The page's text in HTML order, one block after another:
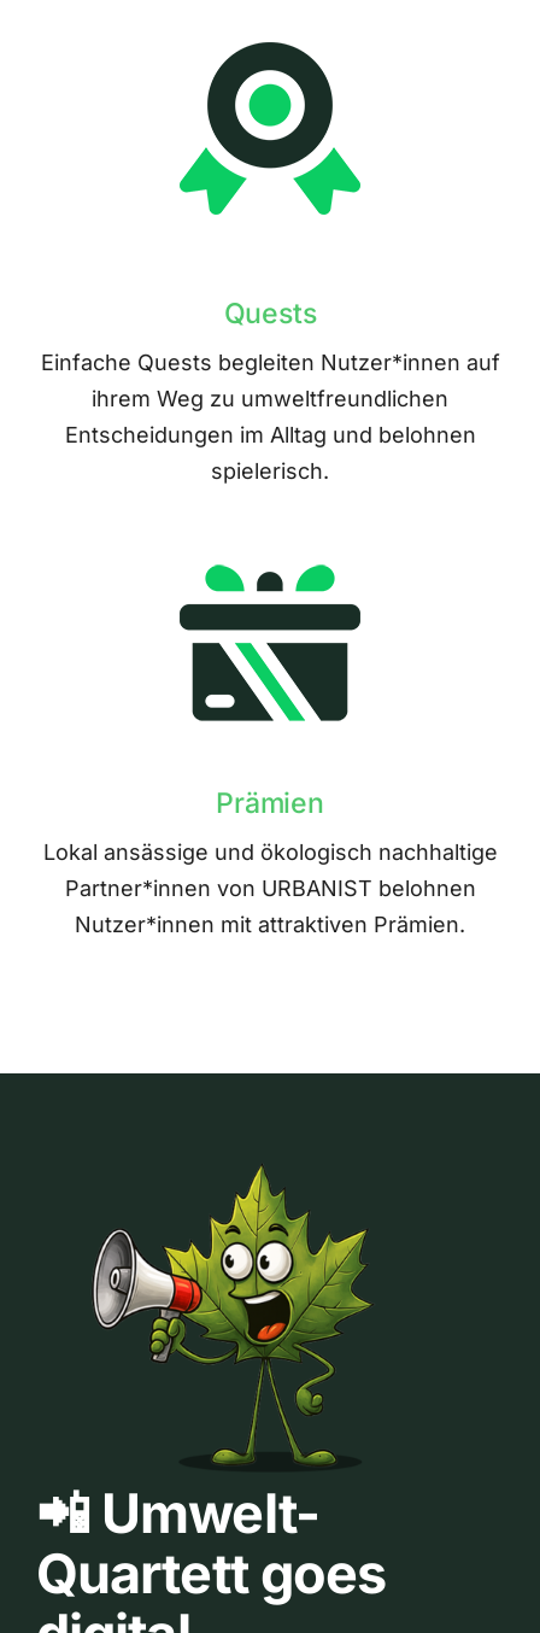
Quests
Einfache Quests begleiten Nutzer*innen auf
ihrem Weg zu umweltfreundlichen
Entscheidungen im Alltag und belohnen
spielerisch.
Prämien
Lokal ansässige und ökologisch nachhaltige
Partner*innen von URBANIST belohnen
Nutzer*innen mit attraktiven Prämien.
📲 Umwelt-
Quartett goes